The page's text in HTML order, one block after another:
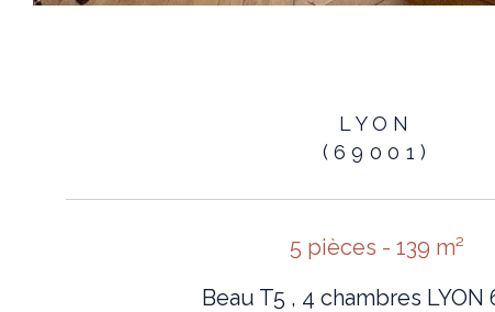
LYON
(69001)
5 pièces - 139 m²
Beau T5 , 4 chambres LYON